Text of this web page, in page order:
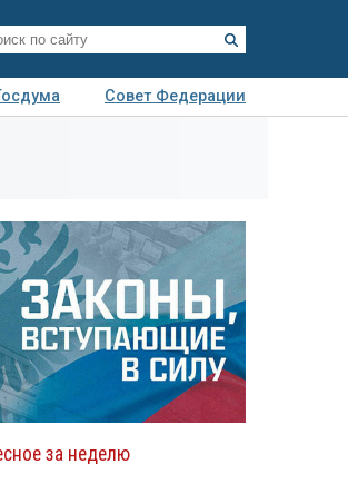
Совет Федерации
за неделю